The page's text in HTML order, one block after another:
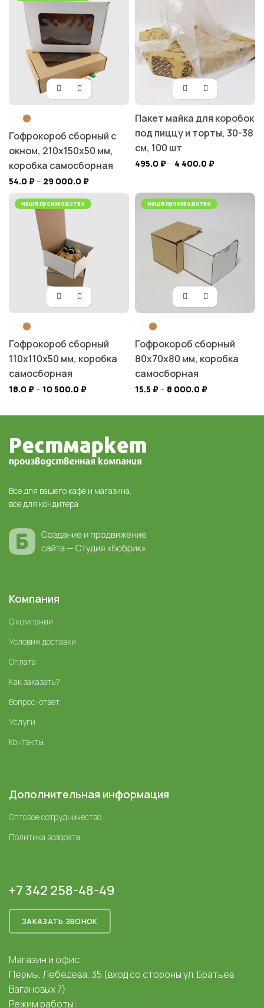
Гофрокороб сборный с
окном, 210х150х50 мм,
коробка самосборная
54.0 ₽– 29 000.0 ₽
Пакет майка для коробок
под пиццу и торты, 30-38
см, 100 шт
495.0 ₽– 4 400.0 ₽
наше производство
Гофрокороб сборный
110х110х50 мм, коробка
самосборная
18.0 ₽– 10 500.0 ₽
наше производство
Гофрокороб сборный
80х70х80 мм, коробка
самосборная
15.5 ₽– 8 000.0 ₽
Все для вашего кафе и магазина,
все для кондитера
Компания
О компании
Условия доставки
Оплата
Как заказать?
Вопрос-ответ
Услуги
Контакты
Дополнительная информация
Оптовое сотрудничество
Политика возврата
+7 342 258-48-49
ЗАКАЗАТЬ ЗВОНОК
Магазин и офис
Пермь, Лебедева, 35 (вход со стороны ул. Братьев
Вагановых 7)
Режим работы: